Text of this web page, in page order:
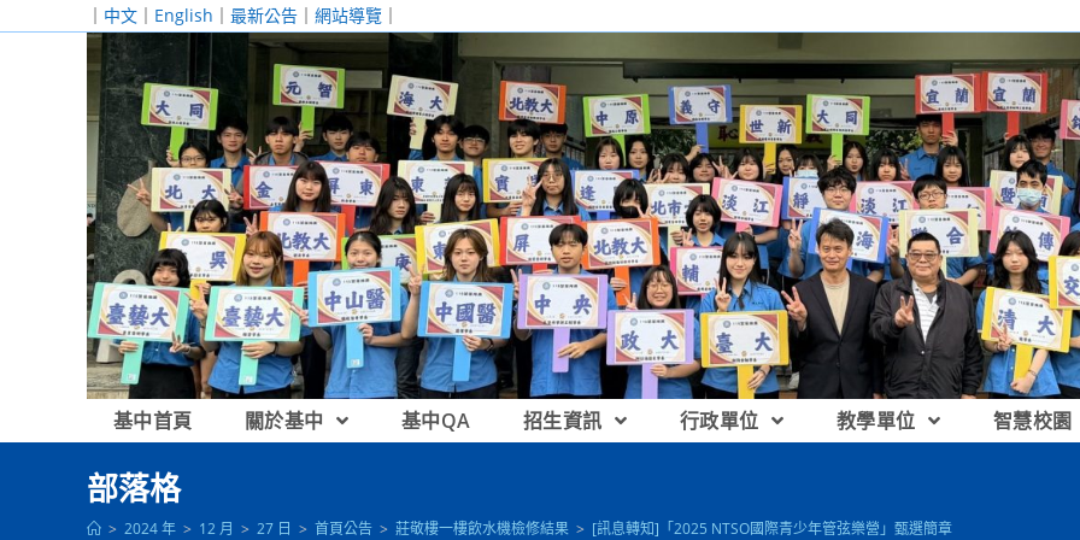
｜ 中文 ｜ English ｜ 最新公告 ｜ 網站導覽 ｜
基中首頁 關於基中 基中QA 招生資訊 行政單位 教學單位 智慧校園
部落格
> 2024 年 > 12 月 > 27 日 > 首頁公告 > 莊敬樓一樓飲水機檢修結果 > [訊息轉知]「2025 NTSO國際青少年管弦樂營」甄選簡章